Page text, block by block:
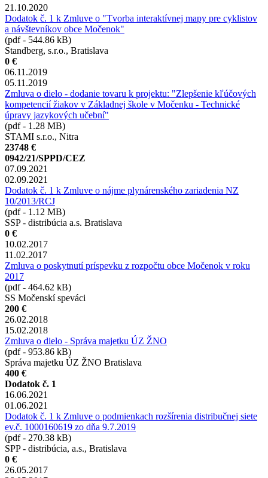
21.10.2020
Dodatok č. 1 k Zmluve o "Tvorba interaktívnej mapy pre cyklistov
a návštevníkov obce Močenok"
(pdf - 544.86 kB)
Standberg, s.r.o., Bratislava
0 €
06.11.2019
05.11.2019
Zmluva o dielo - dodanie tovaru k projektu: "Zlepšenie kľúčových
kompetencií žiakov v Základnej škole v Močenku - Technické
úpravy jazykových učební"
(pdf - 1.28 MB)
STAMI s.r.o., Nitra
23748 €
0942/21/SPPD/CEZ
07.09.2021
02.09.2021
Dodatok č. 1 k Zmluve o nájme plynárenského zariadenia NZ
10/2013/RCJ
(pdf - 1.12 MB)
SSP - distribúcia a.s. Bratislava
0 €
10.02.2017
11.02.2017
Zmluva o poskytnutí príspevku z rozpočtu obce Močenok v roku
2017
(pdf - 464.62 kB)
SS Močenskí speváci
200 €
26.02.2018
15.02.2018
Zmluva o dielo - Správa majetku ÚZ ŽNO
(pdf - 953.86 kB)
Správa majetku ÚZ ŽNO Bratislava
400 €
Dodatok č. 1
16.06.2021
01.06.2021
Dodatok č. 1 k Zmluve o podmienkach rozšírenia distribučnej siete
ev.č. 1000160619 zo dňa 9.7.2019
(pdf - 270.38 kB)
SPP - distribúcia, a.s., Bratislava
0 €
26.05.2017